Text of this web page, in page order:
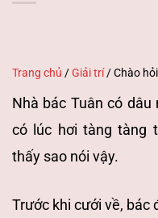
Trang chủ /Giải trí/Chào
Nhà bác Tuân có
có lúc hơi tàng tàng
thấy sao nói vậy.
Trước khi cưới về, bác